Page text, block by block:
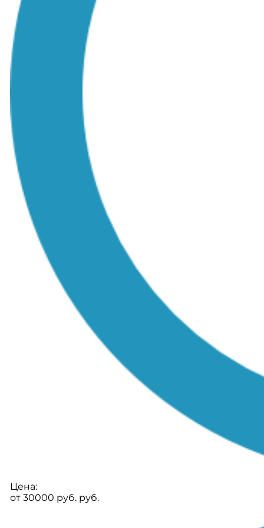
Цена:
от 30000 руб. руб.